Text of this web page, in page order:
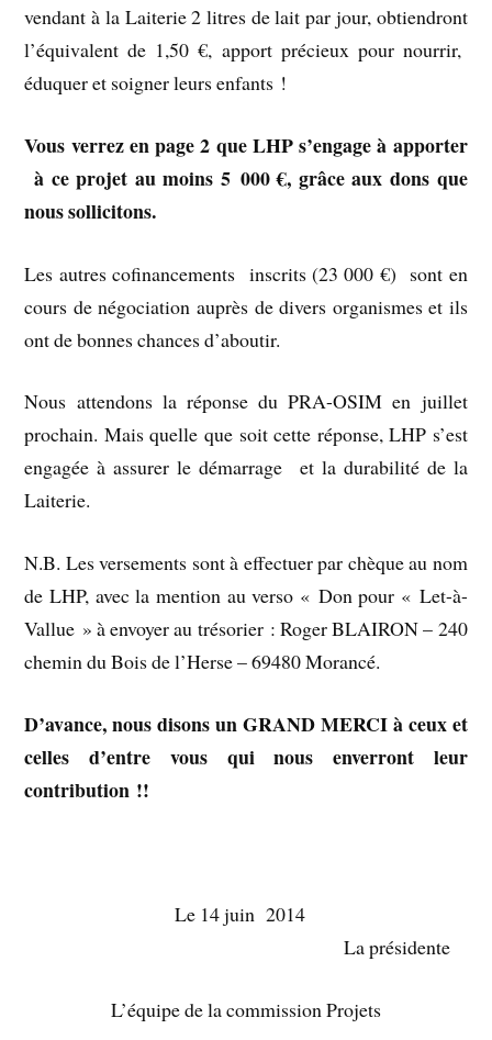
vendant à la Laiterie 2 litres de lait par jour, obtiendront
l’équivalent de 1,50 €, apport précieux pour nourrir,
éduquer et soigner leurs enfants !
Vous verrez en page 2 que LHP s’engage à apporter
à ce projet au moins 5 000 €, grâce aux dons que
nous sollicitons.
Les autres cofinancements inscrits (23 000 €) sont en
cours de négociation auprès de divers organismes et ils
ont de bonnes chances d’aboutir.
Nous attendons la réponse du PRA-OSIM en juillet
prochain. Mais quelle que soit cette réponse, LHP s’est
engagée à assurer le démarrage et la durabilité de la
Laiterie.
N.B. Les versements sont à effectuer par chèque au nom
de LHP, avec la mention au verso « Don pour « Let-à-
Vallue » à envoyer au trésorier : Roger BLAIRON – 240
chemin du Bois de l’Herse – 69480 Morancé.
D’avance, nous disons un GRAND MERCI à ceux et
celles d’entre vous qui nous enverront leur
contribution !!
Le 14 juin 2014
La présidente
L’équipe de la commission Projets